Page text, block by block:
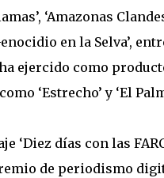
‘Amazonas
en la Selva’,
ejercido como
‘Estrecho’ y ‘El
‘Diez días con las
de periodismo